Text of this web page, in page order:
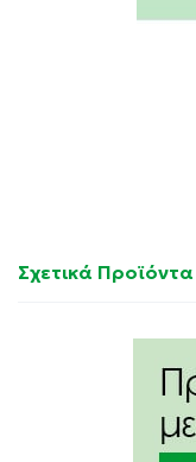
Σχετικά Προϊόντα